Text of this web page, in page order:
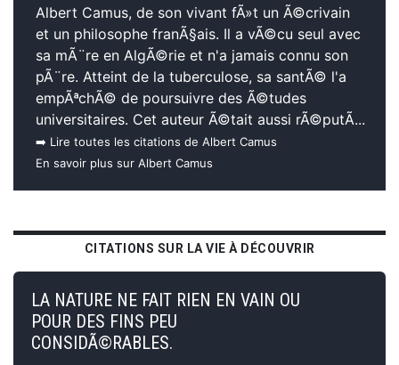
Albert Camus, de son vivant fÃ»t un Ã©crivain
et un philosophe franÃ§ais. Il a vÃ©cu seul avec
sa mÃ¨re en AlgÃ©rie et n'a jamais connu son
pÃ¨re. Atteint de la tuberculose, sa santÃ© l'a
empÃªchÃ© de poursuivre des Ã©tudes
universitaires. Cet auteur Ã©tait aussi rÃ©putÃ...
➡️ Lire toutes les citations de Albert Camus
En savoir plus sur Albert Camus
CITATIONS SUR LA VIE À DÉCOUVRIR
LA NATURE NE FAIT RIEN EN VAIN OU
POUR DES FINS PEU
CONSIDÃ©RABLES.